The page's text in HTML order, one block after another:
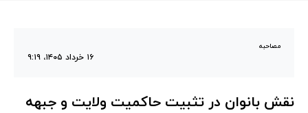
مصاحبه
۱۶ خرداد ۱۴۰۵، ۹:۱۹
نقش بانوان در تثبیت حاکمیت ولایت و جبهه